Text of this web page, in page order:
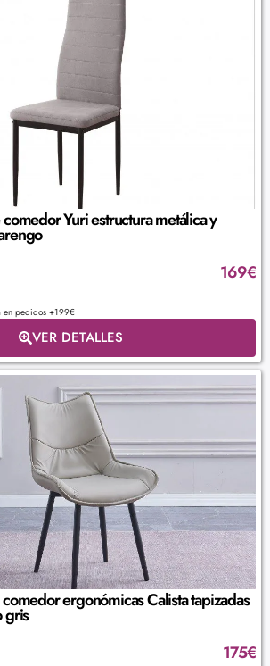
Yuri estructura metálica y
169€
en pedidos +199€
VER DETALLES
ergonómicas Calista tapizadas
gris
175€